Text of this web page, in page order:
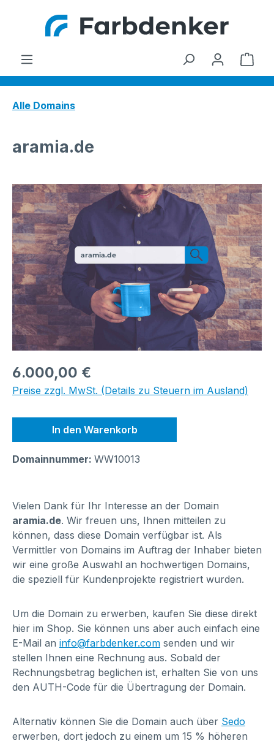
Zum Hauptinhalt springen
Alle Domains
aramia.de
aramia.de
Regulärer Preis:
6.000,00 €
Preise zzgl. MwSt. (Details zu Steuern im Ausland)
In den Warenkorb
Domainnummer: WW10013
Vielen Dank für Ihr Interesse an der Domain
aramia.de. Wir freuen uns, Ihnen mitteilen zu
können, dass diese Domain verfügbar ist. Als
Vermittler von Domains im Auftrag der Inhaber bieten
wir eine große Auswahl an hochwertigen Domains,
die speziell für Kundenprojekte registriert wurden.
Um die Domain zu erwerben, kaufen Sie diese direkt
hier im Shop. Sie können uns aber auch einfach eine
E-Mail an info@farbdenker.com senden und wir
stellen Ihnen eine Rechnung aus. Sobald der
Rechnungsbetrag beglichen ist, erhalten Sie von uns
den AUTH-Code für die Übertragung der Domain.
Alternativ können Sie die Domain auch über Sedo
erwerben, dort jedoch zu einem um 15 % höheren